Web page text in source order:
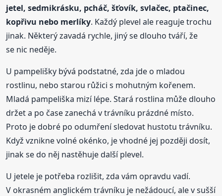
jetel, sedmikrásku, pcháč, šťovík, svlačec, ptačinec,
kopřivu nebo merlíky. Každý plevel ale reaguje trochu
jinak. Některý zavadá rychle, jiný se dlouho tváří, že
se nic neděje.
U pampelišky bývá podstatné, zda jde o mladou
rostlinu, nebo starou růžici s mohutným kořenem.
Mladá pampeliška mizí lépe. Stará rostlina může dlouho
držet a po čase zanechá v trávníku prázdné místo.
Proto je dobré po odumření sledovat hustotu trávníku.
Když vznikne volné okénko, je vhodné jej později dosít,
jinak se do něj nastěhuje další plevel.
U jetele je potřeba rozlišit, zda vám opravdu vadí.
V okrasném anglickém trávníku je nežádoucí, ale v sušší